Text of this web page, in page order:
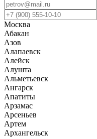
Москва
Абакан
Азов
Алапаевск
Алейск
Алушта
Альметьевск
Ангарск
Апатиты
Арзамас
Арсеньев
Артем
Архангельск